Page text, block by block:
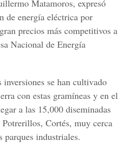
Matamoros, expresó
de energía eléctrica por
precios más competitivos a
Nacional de Energía
inversiones se han cultivado
con estas gramíneas y en el
a las 15,000 diseminadas
Cortés, muy cerca
parques industriales.